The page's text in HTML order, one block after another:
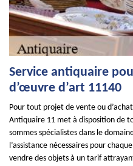
Service antiquaire
d’œuvre d’art 11140
Pour tout projet de vente ou
Antiquaire 11 met à disposition de
sommes spécialistes dans le
l’assistance nécessaires pour
vendre des objets à un tarif